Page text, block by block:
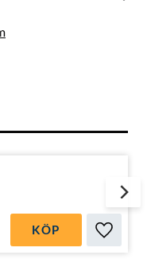
Lägg
KÖP